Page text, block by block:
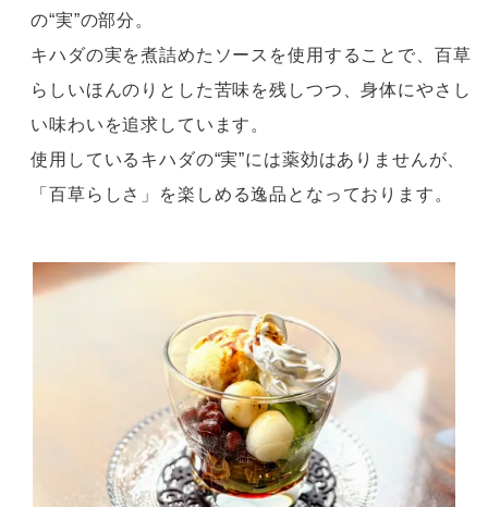
の“実”の部分。
キハダの実を煮詰めたソースを使用することで、百草
らしいほんのりとした苦味を残しつつ、身体にやさし
い味わいを追求しています。
使用しているキハダの“実”には薬効はありませんが、
「百草らしさ」を楽しめる逸品となっております。